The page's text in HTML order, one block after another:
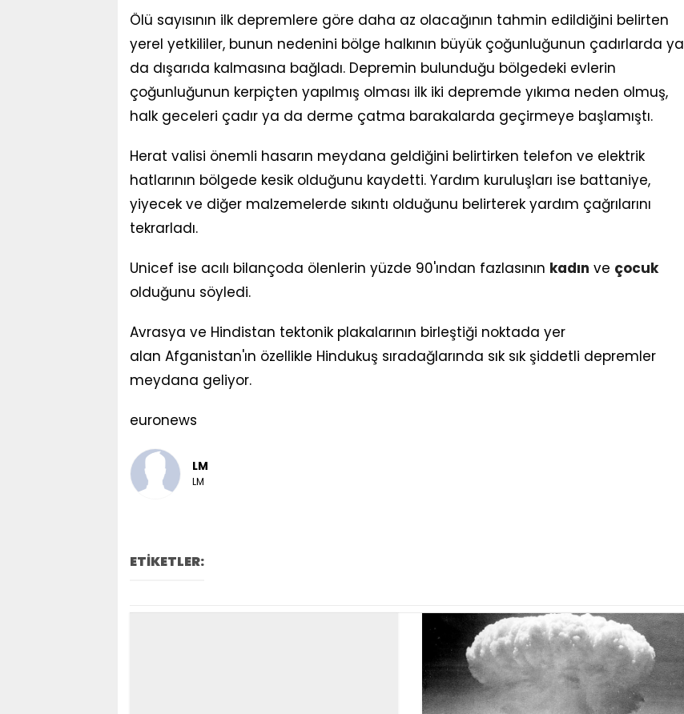
Ölü sayısının ilk depremlere göre daha az olacağının tahmin edildiğini belirten
yerel yetkililer, bunun nedenini bölge halkının büyük çoğunluğunun çadırlarda ya
da dışarıda kalmasına bağladı. Depremin bulunduğu bölgedeki evlerin
çoğunluğunun kerpiçten yapılmış olması ilk iki depremde yıkıma neden olmuş,
halk geceleri çadır ya da derme çatma barakalarda geçirmeye başlamıştı.
Herat valisi önemli hasarın meydana geldiğini belirtirken telefon ve elektrik
hatlarının bölgede kesik olduğunu kaydetti. Yardım kuruluşları ise battaniye,
yiyecek ve diğer malzemelerde sıkıntı olduğunu belirterek yardım çağrılarını
tekrarladı.
Unicef ise acılı bilançoda ölenlerin yüzde 90'ından fazlasının kadın ve çocuk
olduğunu söyledi.
Avrasya ve Hindistan tektonik plakalarının birleştiği noktada yer
alan Afganistan'ın özellikle Hindukuş sıradağlarında sık sık şiddetli depremler
meydana geliyor.
euronews
LM
LM
ETİKETLER: